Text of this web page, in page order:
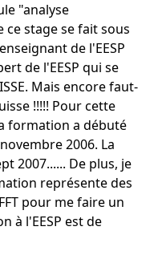
"analyse
stage se fait sous
de l'EESP
de l'EESP qui se
Mais encore faut-
!!!!! Pour cette
formation a débuté
2006. La
2007...... De plus, je
représente des
pour me faire un
à l'EESP est de